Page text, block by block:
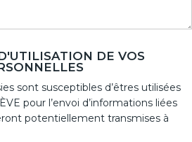
DE VOS
sont susceptibles d’êtres utilisées
pour l’envoi d’informations liées
potentiellement transmises à